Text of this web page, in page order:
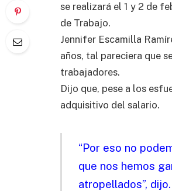
se realizará el 1 y 2 de
de Trabajo.
Jennifer Escamilla
años, tal pareciera que
trabajadores.
Dijo que, pese a los
adquisitivo del salario.
“Por eso no
que nos hemos
atropellados”, dijo.